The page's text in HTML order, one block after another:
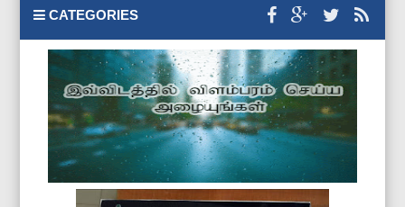
CATEGORIES